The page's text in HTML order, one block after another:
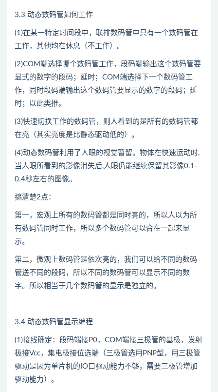
3.3 动态数码管如何工作
(1)在某一特定时间段中，联排数码管中只有一个数码管在
工作，其他均在休息（不工作）。
(2)COM端选择哪个数码管工作，段码端输出这个数码管要
显式的数字的段码；延时；COM端选择下一个数码管工
作，同时段码端输出这个数码管要显示的数字的段码；延
时；以此类推。
(3)快速切换工作的数码管，则人看到的是所有的数码管都
在亮（其实亮度是比静态驱动低的）。
(4)动态数码管利用了人眼的视觉暂留。物体在快速运动时,
当人眼所看到的影像消失后,人眼仍能继续保留其影像0.1-
0.4秒左右的图像。
搞清楚2点：
第一，宏观上所有的数码管都是同时亮的，所以人以为所
有数码管同时工作，所以多个数码管可以合在一起来显
示。
第二，微观上数码管是依次亮的，我们可以给不同的数码
管送不同的段码，所以不同的数码管可以显示不同的数
字。所以相当于几个数码管的显示是独立的。
3.4 动态数码管显示编程
(1)接线确定：段码端接P0，COM端接三极管的基极，发射
极接Vcc，集电极接位选端（三极管选用PNP型，用三极管
驱动是因为单片机的IO口驱动能力不够，需要三极管增加
驱动能力）。